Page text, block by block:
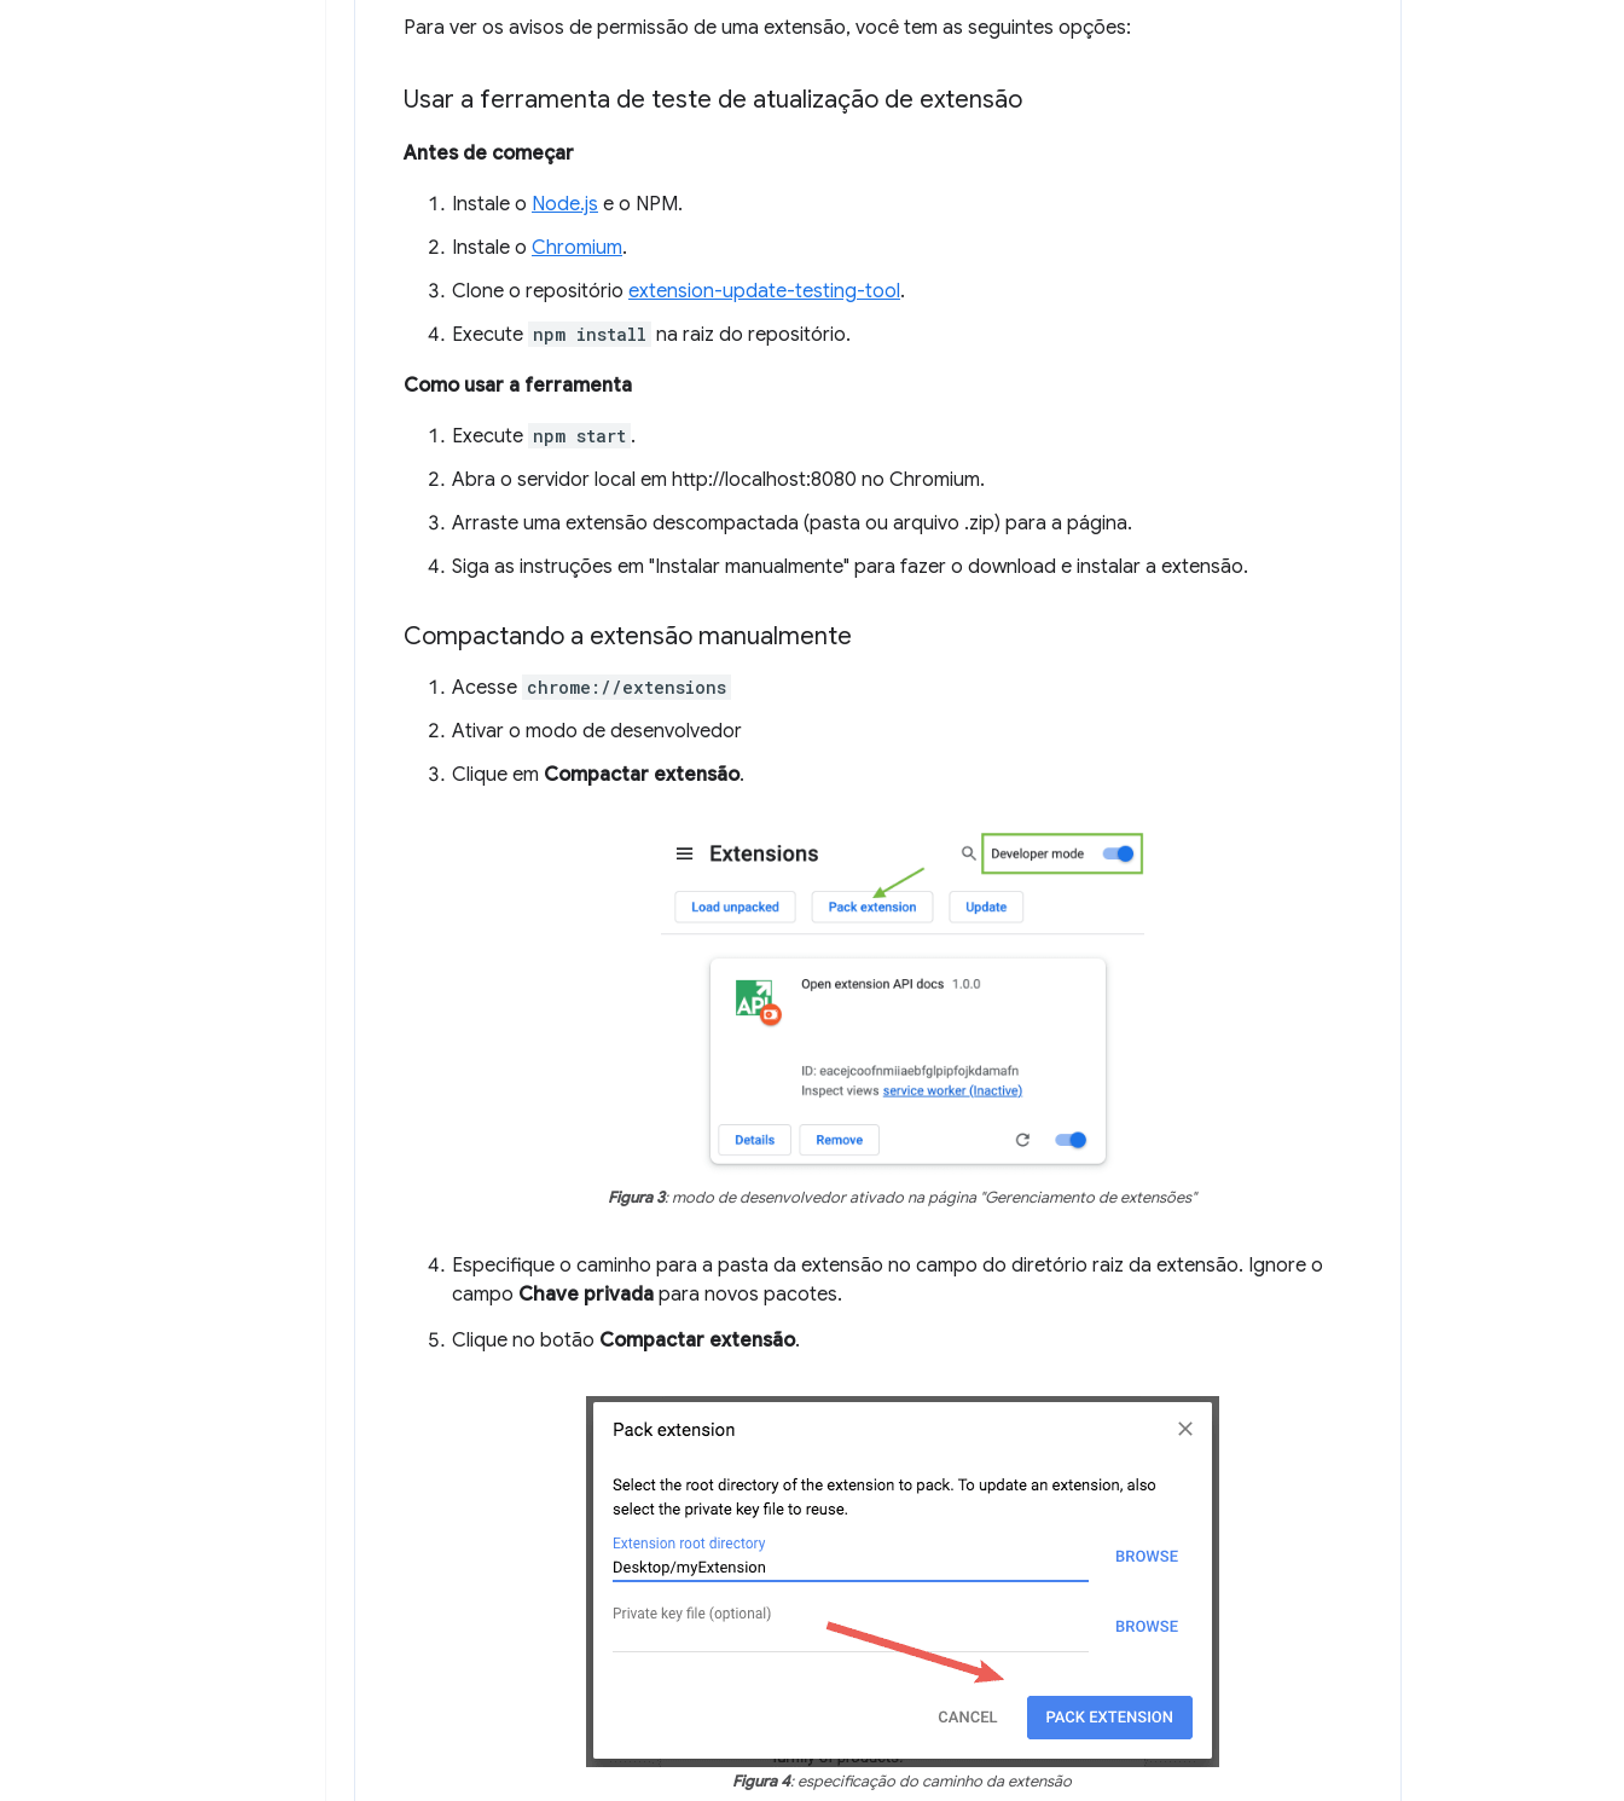
Para ver os avisos de permissão de uma extensão, você tem as seguintes opções:
Usar a ferramenta de teste de atualização de extensão
Antes de começar
Instale o Node.js e o NPM.
Instale o Chromium.
Clone o repositório extension-update-testing-tool.
Execute npm install na raiz do repositório.
Como usar a ferramenta
Execute npm start .
Abra o servidor local em http://localhost:8080 no Chromium.
Arraste uma extensão descompactada (pasta ou arquivo .zip) para a página.
Siga as instruções em "Instalar manualmente" para fazer o download e instalar a extensão.
Compactando a extensão manualmente
Acesse chrome://extensions
Ativar o modo de desenvolvedor
Clique em Compactar extensão.
Figura 3: modo de desenvolvedor ativado na página "Gerenciamento de extensões"
Especifique o caminho para a pasta da extensão no campo do diretório raiz da extensão. Ignore o
campo Chave privada para novos pacotes.
Clique no botão Compactar extensão.
Figura 4: especificação do caminho da extensão